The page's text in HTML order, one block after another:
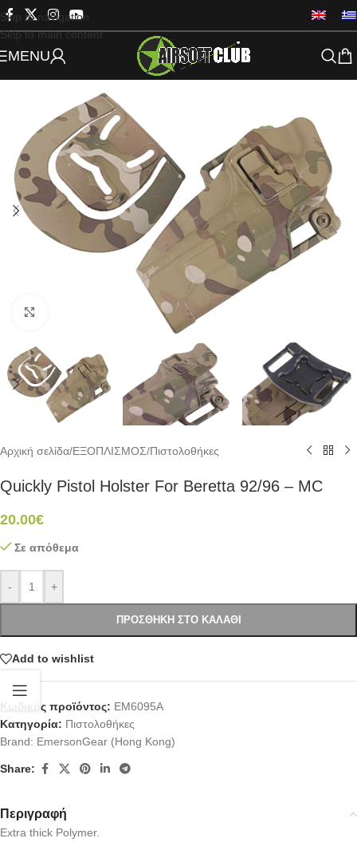
Skip to navigation
Skip to main content
MENU
Αρχική σελίδα/ΕΞΟΠΛΙΣΜΟΣ/Πιστολοθήκες
Quickly Pistol Holster For Beretta 92/96 – MC
20.00€
Σε απόθεμα
- +
ΠΡΟΣΘΉΚΗ ΣΤΟ ΚΑΛΆΘΙ
Add to wishlist
Κωδικός προϊόντος: EM6095A
Κατηγορία: Πιστολοθήκες
Brand: EmersonGear (Hong Kong)
Share:
Περιγραφή
Extra thick Polymer.